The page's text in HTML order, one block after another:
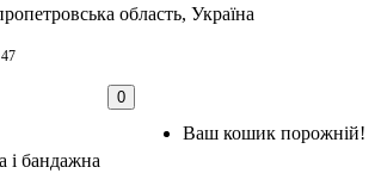
область, Україна
0
Ваш кошик порожній!
і бандажна